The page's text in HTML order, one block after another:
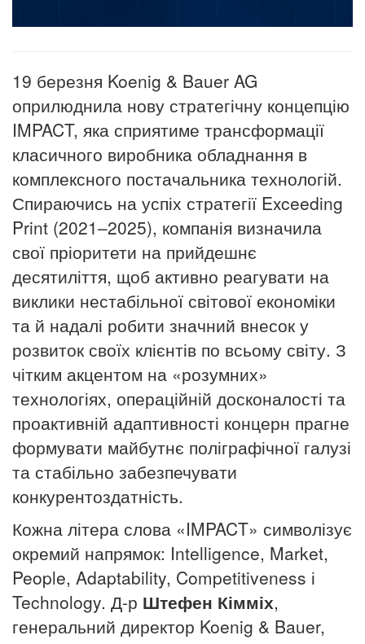
19 березня Koenig & Bauer AG
оприлюднила нову стратегічну концепцію
IMPACT, яка сприятиме трансформації
класичного виробника обладнання в
комплексного постачальника технологій.
Спираючись на успіх стратегії Exceeding
Print (2021–2025), компанія визначила
свої пріоритети на прийдешнє
десятиліття, щоб активно реагувати на
виклики нестабільної світової економіки
та й надалі робити значний внесок у
розвиток своїх клієнтів по всьому світу. З
чітким акцентом на «розумних»
технологіях, операційній досконалості та
проактивній адаптивності концерн прагне
формувати майбутнє поліграфічної галузі
та стабільно забезпечувати
конкурентоздатність.
Кожна літера слова «IMPACT» символізує
окремий напрямок: Intelligence, Market,
People, Adaptability, Competitiveness і
Technology. Д-р Штефен Кімміх,
генеральний директор Koenig & Bauer,